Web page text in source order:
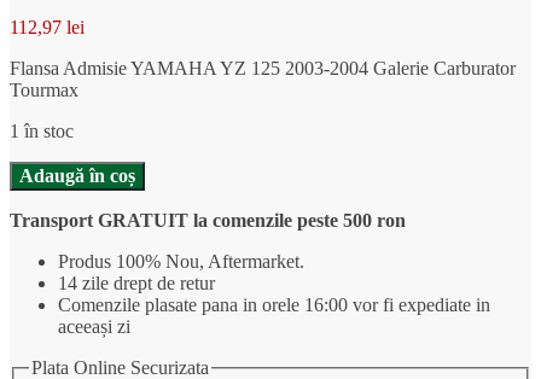
112,97 lei
Flansa Admisie YAMAHA YZ 125 2003-2004 Galerie Carburator
Tourmax
1 în stoc
Cantitate
Flansa
Admisie
YAMAHA
2003-
Carburator
Adaugă în coș
Transport GRATUIT la comenzile peste 500 ron
Produs 100% Nou, Aftermarket.
14 zile drept de retur
Comenzile plasate pana in orele 16:00 vor fi expediate in
aceeași zi
Plata Online Securizata